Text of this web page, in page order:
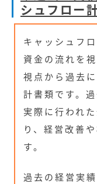
シュフロー
キャッシュフ
資金の流れを
視点から過去
計書類です。
実際に行われ
り、経営改善
す。
過去の経営実